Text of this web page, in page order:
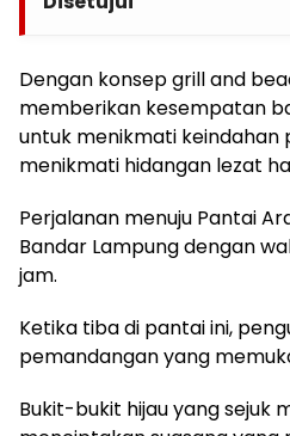
Dengan konsep grill and
memberikan kesempatan
untuk menikmati keindahan
menikmati hidangan lezat
Perjalanan menuju Pantai
Bandar Lampung dengan
jam.
Ketika tiba di pantai ini,
pemandangan yang
Bukit-bukit hijau yang sejuk